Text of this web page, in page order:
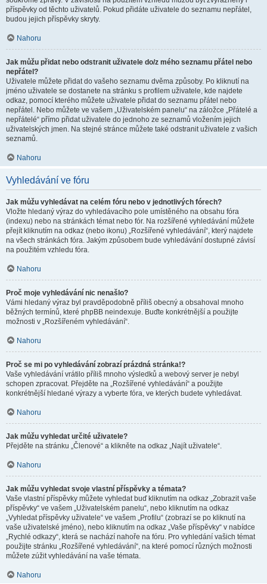
příspěvky od těchto uživatelů. Pokud přidáte uživatele do seznamu nepřátel,
budou jejich příspěvky skryty.
Nahoru
Jak můžu přidat nebo odstranit uživatele do/z mého seznamu přátel nebo
nepřátel?
Uživatele můžete přidat do vašeho seznamu dvěma způsoby. Po kliknutí na
jméno uživatele se dostanete na stránku s profilem uživatele, kde najdete
odkaz, pomocí kterého můžete uživatele přidat do seznamu přátel nebo
nepřátel. Nebo můžete ve vašem „Uživatelském panelu“ na záložce „Přátelé a
nepřátelé“ přímo přidat uživatele do jednoho ze seznamů vložením jejich
uživatelských jmen. Na stejné stránce můžete také odstranit uživatele z vašich
seznamů.
Nahoru
Vyhledávání ve fóru
Jak můžu vyhledávat na celém fóru nebo v jednotlivých fórech?
Vložte hledaný výraz do vyhledávacího pole umístěného na obsahu fóra
(indexu) nebo na stránkách témat nebo fór. Na rozšířené vyhledávání můžete
přejít kliknutím na odkaz (nebo ikonu) „Rozšířené vyhledávání“, který najdete
na všech stránkách fóra. Jakým způsobem bude vyhledávání dostupné závisí
na použitém vzhledu fóra.
Nahoru
Proč moje vyhledávání nic nenašlo?
Vámi hledaný výraz byl pravděpodobně příliš obecný a obsahoval mnoho
běžných termínů, které phpBB neindexuje. Buďte konkrétnější a použijte
možnosti v „Rozšířeném vyhledávání“.
Nahoru
Proč se mi po vyhledávání zobrazí prázdná stránka!?
Vaše vyhledávání vrátilo příliš mnoho výsledků a webový server je nebyl
schopen zpracovat. Přejděte na „Rozšířené vyhledávání“ a použijte
konkrétnější hledané výrazy a vyberte fóra, ve kterých budete vyhledávat.
Nahoru
Jak můžu vyhledat určité uživatele?
Přejděte na stránku „Členové“ a klikněte na odkaz „Najít uživatele“.
Nahoru
Jak můžu vyhledat svoje vlastní příspěvky a témata?
Vaše vlastní příspěvky můžete vyhledat buď kliknutím na odkaz „Zobrazit vaše
příspěvky“ ve vašem „Uživatelském panelu“, nebo kliknutím na odkaz
„Vyhledat příspěvky uživatele“ ve vašem „Profilu“ (zobrazí se po kliknutí na
vaše uživatelské jméno), nebo kliknutím na odkaz „Vaše příspěvky“ v nabídce
„Rychlé odkazy“, která se nachází nahoře na fóru. Pro vyhledání vašich témat
použijte stránku „Rozšířené vyhledávání“, na které pomocí různých možnosti
můžete zúžit vyhledávání na vaše témata.
Nahoru